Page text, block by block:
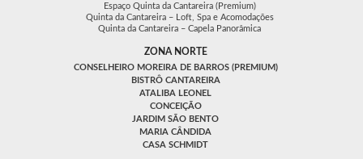
Espaço Quinta da Cantareira (Premium)
Quinta da Cantareira – Loft, Spa e Acomodações
Quinta da Cantareira – Capela Panorâmica
ZONA NORTE
CONSELHEIRO MOREIRA DE BARROS (PREMIUM)
BISTRÔ CANTAREIRA
ATALIBA LEONEL
CONCEIÇÃO
JARDIM SÃO BENTO
MARIA CÂNDIDA
CASA SCHMIDT